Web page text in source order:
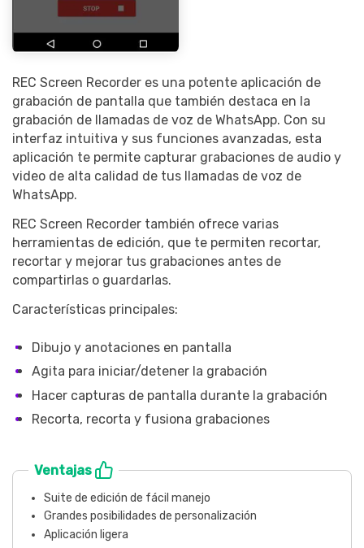
REC Screen Recorder es una potente aplicación de
grabación de pantalla que también destaca en la
grabación de llamadas de voz de WhatsApp. Con su
interfaz intuitiva y sus funciones avanzadas, esta
aplicación te permite capturar grabaciones de audio y
video de alta calidad de tus llamadas de voz de
WhatsApp.
REC Screen Recorder también ofrece varias
herramientas de edición, que te permiten recortar,
recortar y mejorar tus grabaciones antes de
compartirlas o guardarlas.
Características principales:
Dibujo y anotaciones en pantalla
Agita para iniciar/detener la grabación
Hacer capturas de pantalla durante la grabación
Recorta, recorta y fusiona grabaciones
Ventajas
Suite de edición de fácil manejo
Grandes posibilidades de personalización
Aplicación ligera
Record. Edit. Share. All with
Got It Try It Now